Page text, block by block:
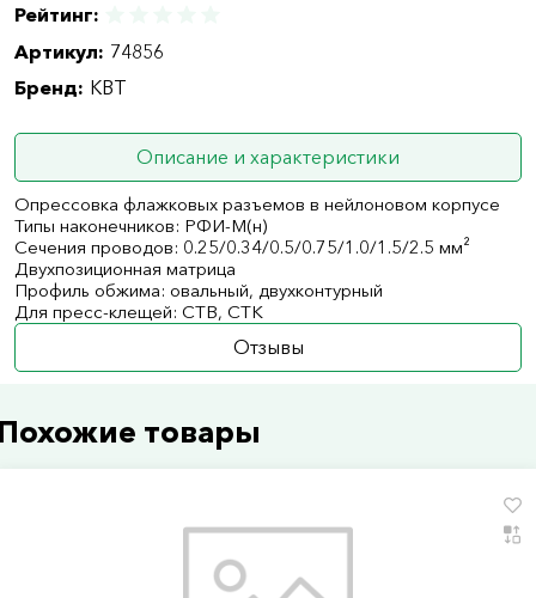
Рейтинг:
Артикул: 74856
Бренд: КВТ
Описание и характеристики
Опрессовка флажковых разъемов в нейлоновом корпусе
Типы наконечников: РФИ-М(н)
Сечения проводов: 0.25/0.34/0.5/0.75/1.0/1.5/2.5 мм²
Двухпозиционная матрица
Профиль обжима: овальный, двухконтурный
Для пресс-клещей: CTB, СТК
Отзывы
товары